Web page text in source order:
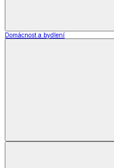
Domácnost a bydlení